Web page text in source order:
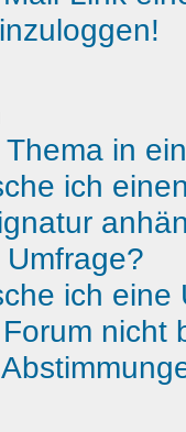
in
ich
ich eine
nicht